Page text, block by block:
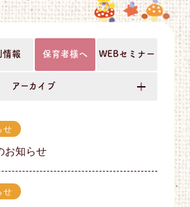
情報 保育者様へ WEBセミナー
アーカイブ
せ
お知らせ
せ